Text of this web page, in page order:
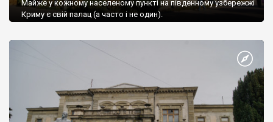
Майже у кожному населеному пункті на південному узбережжі
Криму є свій палац (а часто і не один).